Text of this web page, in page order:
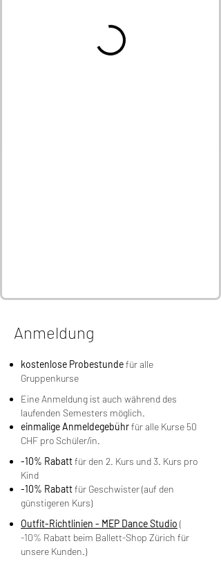
Anmeldung
kostenlose Probestundefür alle
Gruppenkurse
Eine Anmeldung ist auch während des
laufenden Semesters möglich.
einmalige Anmeldegebührfür alle Kurse 50
CHF pro Schüler/in.
-10% Rabattfür den 2. Kurs und 3. Kurs pro
Kind
-10% Rabattfür Geschwister (auf den
günstigeren Kurs)
Outfit-Richtlinien - MEP Dance Studio (
-10% Rabatt beim Ballett-Shop Zürich für
unsere Kunden.)